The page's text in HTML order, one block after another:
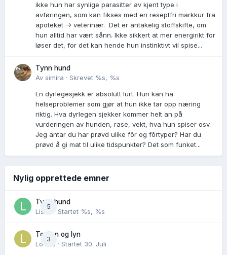
ikke hun har synlige parasitter av kjent type i
avføringen, som kan fikses med en reseptfri markkur fra
apoteket -> veterinær. Det er antakelig stoffskifte, om
hun alltid har vært sånn. Ikke sikkert at mer energirikt for
løser det, for det kan hende hun instinktivt vil spise...
Tynn hund
Av simira · Skrevet %s, %s
En dyrlegesjekk er absolutt lurt. Hun kan ha
helseproblemer som gjør at hun ikke tar opp næring
riktig. Hva dyrlegen sjekker kommer helt an på
vurderingen av hunden, rase, vekt, hva hun spiser osv.
Jeg antar du har prøvd ulike fõr og fõrtyper? Har du
prøvd å gi mat til ulike tidspunkter? Det som funket...
Nylig opprettede emner
5
Tynn hund
Lisen
· Startet %s, %s
3
Torden og lyn
Lovise · Startet 30. Juli